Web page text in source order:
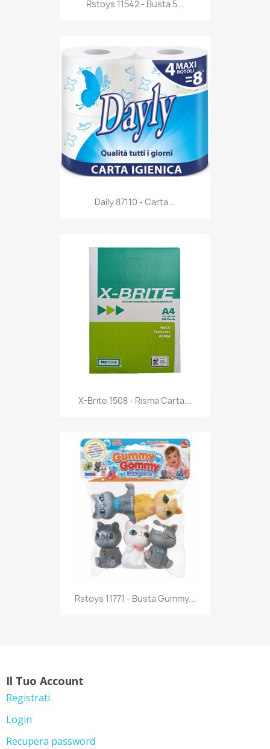
Rstoys 11542 - Busta 5...
Anteprima
Daily 87110 - Carta...
Anteprima
X-Brite 1508 - Risma Carta...
Anteprima
Rstoys 11771 - Busta Gummy...
Il Tuo Account
Registrati
Login
Recupera password